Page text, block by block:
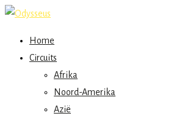
Home
Circuits
Afrika
Noord-Amerika
Azië